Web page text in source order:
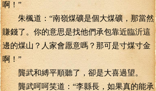
啊！”
朱楓道：“南嶺煤礦是個大煤礦，那當然
賺錢了。你的意思是找他們承包靠近臨沂這
邊的煤山？人家會愿意嗎？那可是寸煤寸金
啊！”
龔武和縛平順聽了，卻是大喜過望。
龔武呵呵笑道：“李縣長，如果真的能承